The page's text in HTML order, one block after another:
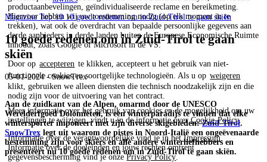
productaanbevelingen, geïndividualiseerde reclame en bereikmeting.
Hiervoor hebben wij uw toestemming nodig (op elk moment in te
trekken), wat ook de overdracht van bepaalde persoonlijke gegevens aan
derde aanbieders in derde landen buiten de Europese Economische Ruimte
inhoudt, zoals Google of Microsoft in de VS.
Door op accepteren te klikken, accepteert u het gebruik van niet-
functionele cookies en soortgelijke technologieën. Als u op weigeren
klikt, gebruiken we alleen diensten die technisch noodzakelijk zijn en die
nodig zijn voor de uitvoering van het contract.
Meer informatie over het gebruik van cookies en de mogelijkheid om uw
instellingen te wijzigen, vindt u in de informatie overCookie-Policy.
Informatie over de verantwoordelijke vind je in hetImpressum.
Informatie over de doeleinden en jouw rechten omtrent
gegevensbescherming vind je onzePrivacy Policy.
MagazineTop 10 10 goede redenen om in Zuid-Tirol te gaan skiën
10 goede redenen om in Zuid-Tirol te gaan
skiën
05-01-2024 - SnowTrex
Aan de zuidkant van de Alpen, omarmd door de UNESCO
Werelderfgoed Dolomieten, is een winterparadijs te vinden dat elke
wintersporter imponeert met zijn diverse skigebieden:Zuid-Tirol.
SnowTrex legt uit waarom de pistes in Noord-Italië een ongeëvenaarde
bestemming zijn voor skiërs en alle andere winterliefhebbers en
presenteert nu 10 goede redenen om in Zuid-Tirol te gaan skiën.